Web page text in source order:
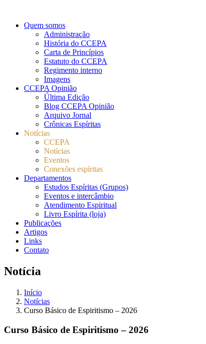
Quem somos
Administração
História do CCEPA
Carta de Princípios
Estatuto do CCEPA
Regimento interno
Imagens
CCEPA Opinião
Última Edição
Blog CCEPA Opinião
Arquivo Jornal
Crônicas Espíritas
Notícias
CCEPA
Notícias
Eventos
Conexões espíritas
Departamentos
Estudos Espíritas (Grupos)
Eventos e intercâmbio
Atendimento Espiritual
Livro Espírita (loja)
Publicações
Artigos
Links
Contato
Notícia
Início
Notícias
Curso Básico de Espiritismo – 2026
Curso Básico de Espiritismo – 2026